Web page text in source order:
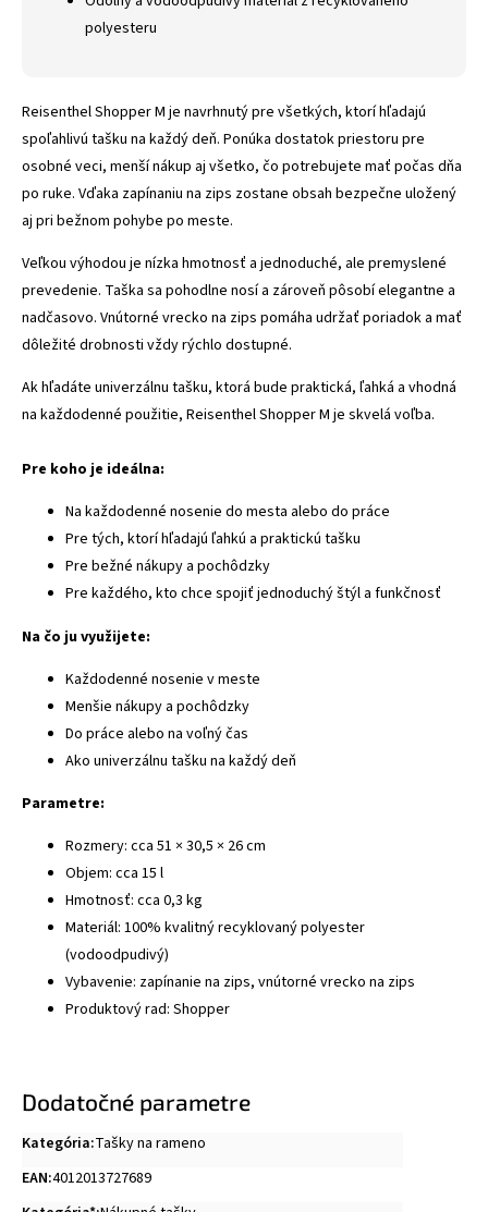
polyesteru
Reisenthel Shopper M je navrhnutý pre všetkých, ktorí hľadajú
spoľahlivú tašku na každý deň. Ponúka dostatok priestoru pre
osobné veci, menší nákup aj všetko, čo potrebujete mať počas dňa
po ruke. Vďaka zapínaniu na zips zostane obsah bezpečne uložený
aj pri bežnom pohybe po meste.
Veľkou výhodou je nízka hmotnosť a jednoduché, ale premyslené
prevedenie. Taška sa pohodlne nosí a zároveň pôsobí elegantne a
nadčasovo. Vnútorné vrecko na zips pomáha udržať poriadok a mať
dôležité drobnosti vždy rýchlo dostupné.
Ak hľadáte univerzálnu tašku, ktorá bude praktická, ľahká a vhodná
na každodenné použitie, Reisenthel Shopper M je skvelá voľba.
Pre koho je ideálna:
Na každodenné nosenie do mesta alebo do práce
Pre tých, ktorí hľadajú ľahkú a praktickú tašku
Pre bežné nákupy a pochôdzky
Pre každého, kto chce spojiť jednoduchý štýl a funkčnosť
Na čo ju využijete:
Každodenné nosenie v meste
Menšie nákupy a pochôdzky
Do práce alebo na voľný čas
Ako univerzálnu tašku na každý deň
Parametre:
Rozmery: cca 51 × 30,5 × 26 cm
Objem: cca 15 l
Hmotnosť: cca 0,3 kg
Materiál: 100% kvalitný recyklovaný polyester
(vodoodpudivý)
Vybavenie: zapínanie na zips, vnútorné vrecko na zips
Produktový rad: Shopper
Dodatočné parametre
Kategória:Tašky na rameno
EAN:4012013727689